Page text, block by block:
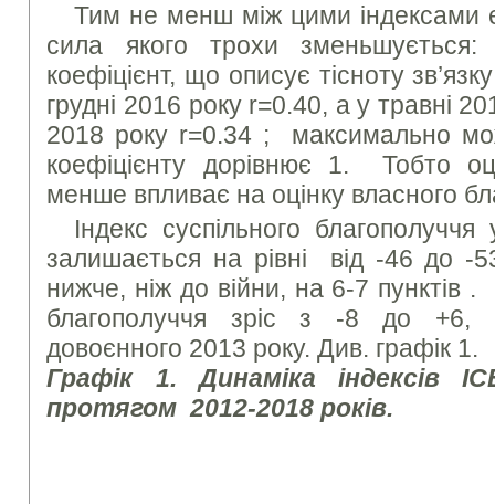
Тим не менш між цими індексами є
сила якого трохи
коефіцієнт, що описує тісноту
грудні 2016 року r=0.40, а у травні
2018 року r=0.34 ; максимально
коефіцієнту дорівнює 1. Тобто
менше впливає на оцінку власного
Індекс суспільного
залишається на рівні від -46 до -
нижче, ніж до війни, на 6-7 пунктів .
благополуччя зріс з -8 до +6,
довоєнного 2013 року. Див. графік 1.
Графік 1. Динаміка індексів
протягом 2012-2018 років.